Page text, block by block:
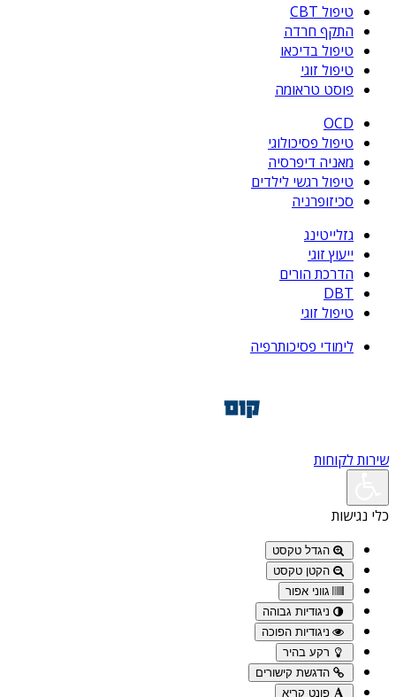
טיפול CBT
התקף חרדה
טיפול בדיכאו
טיפול זוגי
פוסט טראומה
OCD
טיפול פסיכולוגי
מאניה דיפרסיה
טיפול רגשי לילדים
סכיזופרניה
גזלייטינג
ייעוץ זוגי
הדרכת הורים
DBT
טיפול זוגי
לימודי פסיכותרפיה
שירות לקוחות
כלי נגישות
הגדל טקסט
הקטן טקסט
גווני אפור
ניגודיות גבוהה
ניגודיות הפוכה
רקע בהיר
הדגשת קישורים
פונט קריא